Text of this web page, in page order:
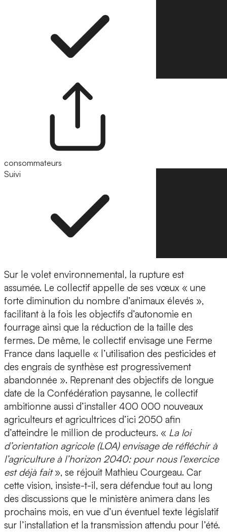
consommateurs
Suivi
Sur le volet environnemental, la rupture est
assumée. Le collectif appelle de ses vœux « une
forte diminution du nombre d’animaux élevés »,
facilitant à la fois les objectifs d’autonomie en
fourrage ainsi que la réduction de la taille des
fermes. De même, le collectif envisage une Ferme
France dans laquelle « l’utilisation des pesticides et
des engrais de synthèse est progressivement
abandonnée ». Reprenant des objectifs de longue
date de la Confédération paysanne, le collectif
ambitionne aussi d’installer 400 000 nouveaux
agriculteurs et agricultrices d’ici 2050 afin
d’atteindre le million de producteurs. « La loi
d’orientation agricole (LOA) envisage de réfléchir à
l’agriculture à l’horizon 2040: pour nous l’exercice
est déjà fait», se réjouit Mathieu Courgeau. Car
cette vision, insiste-t-il, sera défendue tout au long
des discussions que le ministère animera dans les
prochains mois, en vue d’un éventuel texte législatif
sur l’installation et la transmission attendu pour l’été.